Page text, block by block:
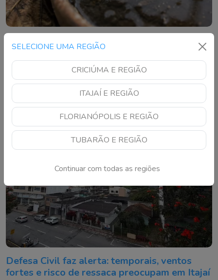
SELECIONE UMA REGIÃO
CRICIÚMA E REGIÃO
ITAJAÍ E REGIÃO
FLORIANÓPOLIS E REGIÃO
TUBARÃO E REGIÃO
Continuar com todas as regiões
Laguna bate recorde de focos da dengue e
preocupa autoridades
Município registra 119 focos do Aedes aegypti, maior
número da história, e reforça apelo para que moradores
Defesa Civil faz alerta: temporais, ventos
fortes e risco de ressaca preocupam em Itajaí